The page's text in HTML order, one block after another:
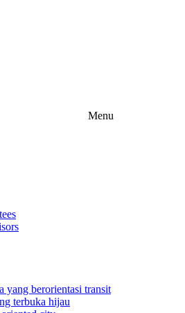
Menu
yang berorientasi transit
terbuka hijau